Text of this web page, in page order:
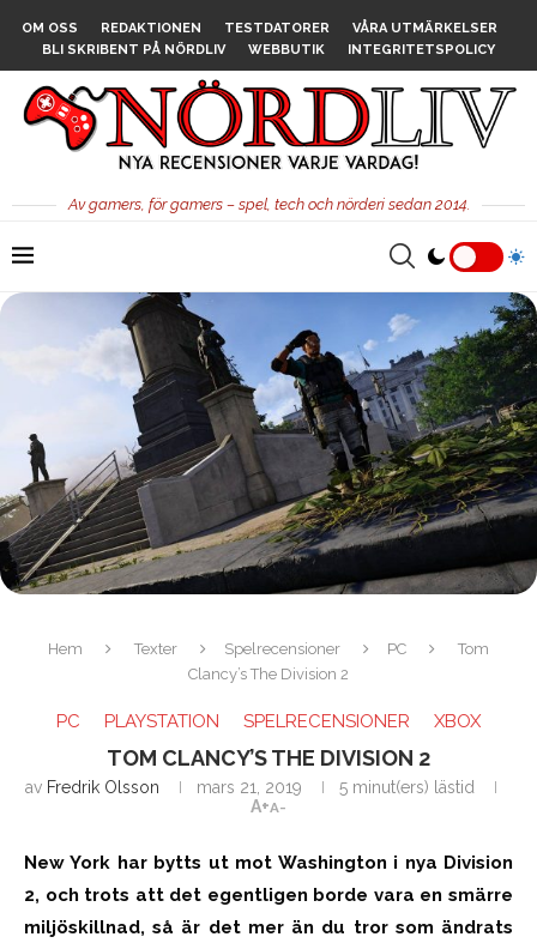
OM OSS REDAKTIONEN TESTDATORER
VÅRA UTMÄRKELSER
BLI SKRIBENT PÅ NÖRDLIV
WEBBUTIK INTEGRITETSPOLICY
Av gamers, för gamers – spel, tech och nörderi sedan 2014.
Hem Texter Spelrecensioner PC
Tom
Clancy’s The Division 2
PC PLAYSTATION SPELRECENSIONER XBOX
TOM CLANCY’S THE DIVISION 2
av Fredrik Olsson mars 21, 2019
5 minut(ers) lästid
A+A-
New York har bytts ut mot Washington i nya Division
2, och trots att det egentligen borde vara en smärre
miljöskillnad, så är det mer än du tror som ändrats